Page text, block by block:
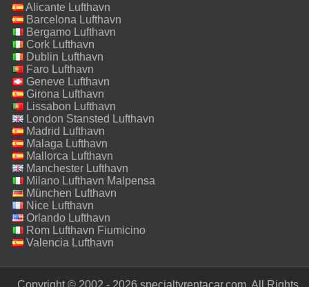
Alicante Lufthavn
Barcelona Lufthavn
Bergamo Lufthavn
Cork Lufthavn
Dublin Lufthavn
Faro Lufthavn
Geneve Lufthavn
Girona Lufthavn
Lissabon Lufthavn
London Stansted Lufthavn
Madrid Lufthavn
Malaga Lufthavn
Mallorca Lufthavn
Manchester Lufthavn
Milano Lufthavn Malpensa
München Lufthavn
Nice Lufthavn
Orlando Lufthavn
Rom Lufthavn Fiumicino
Valencia Lufthavn
Copyright © 2002 - 2026 specialtyrentacar.com. All Rights